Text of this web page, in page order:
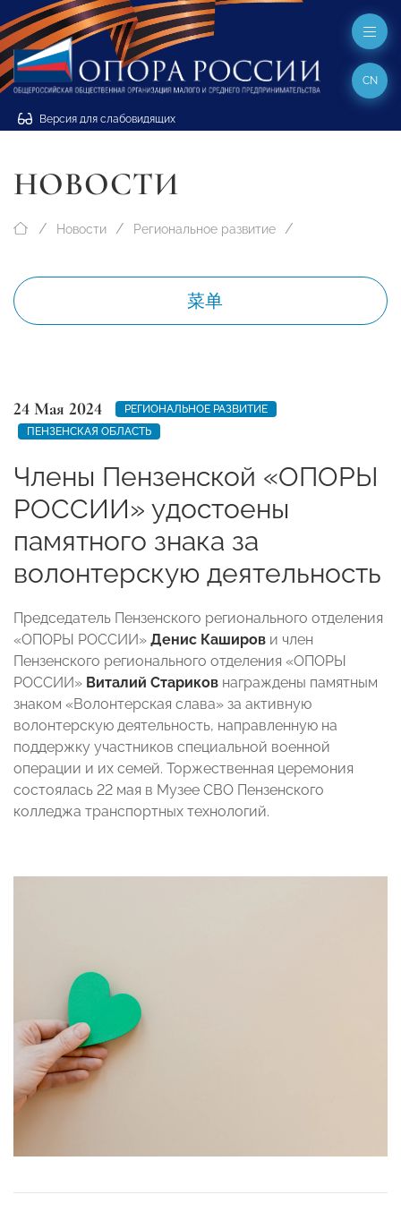
Версия для слабовидящих
CN
НОВОСТИ
Новости Региональное развитие
菜单
24 Мая 2024
РЕГИОНАЛЬНОЕ РАЗВИТИЕ
ПЕНЗЕНСКАЯ ОБЛАСТЬ
Члены Пензенской «ОПОРЫ
РОССИИ» удостоены
памятного знака за
волонтерскую деятельность
Председатель Пензенского регионального отделения
«ОПОРЫ РОССИИ» Денис Каширов и член
Пензенского регионального отделения «ОПОРЫ
РОССИИ» Виталий Стариков награждены памятным
знаком «Волонтерская слава» за активную
волонтерскую деятельность, направленную на
поддержку участников специальной военной
операции и их семей. Торжественная церемония
состоялась 22 мая в Музее СВО Пензенского
колледжа транспортных технологий.